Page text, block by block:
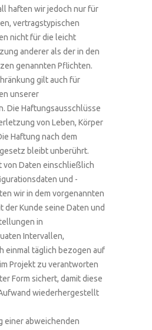
haften wir jedoch nur für
vertragstypischen
nicht für die leicht
anderer als der in den
genannten Pflichten.
gilt auch für
unserer
Die Haftungsausschlüsse
von Leben, Körper
Haftung nach dem
bleibt unberührt.
von Daten einschließlich
und -
wir in dem vorgenannten
der Kunde seine Daten und
in
Intervallen,
einmal täglich bezogen auf
Projekt zu verantworten
Form sichert, damit diese
wiederhergestellt
einer abweichenden